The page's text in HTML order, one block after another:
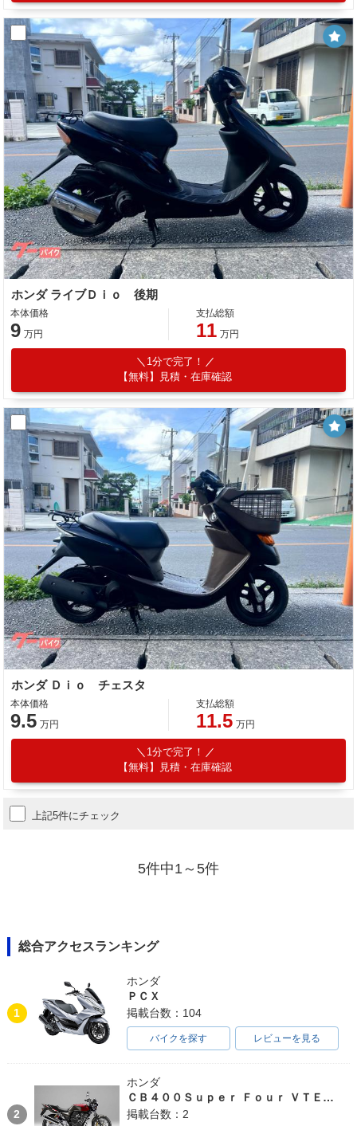
ホンダ ライブＤｉｏ 後期
本体価格
9 万円
支払総額
11 万円
1分で完了！
【無料】見積・在庫確認
ホンダ Ｄｉｏ チェスタ
本体価格
9.5 万円
支払総額
11.5 万円
1分で完了！
【無料】見積・在庫確認
上記5件にチェック
5件中1～5件
総合アクセスランキング
1
ホンダ
ＰＣＸ
掲載台数：104
バイクを探す レビューを見る
2
ホンダ
ＣＢ４００Ｓｕｐｅｒ Ｆｏｕｒ ＶＴＥＣ ＳＰＥＣ３
掲載台数：2